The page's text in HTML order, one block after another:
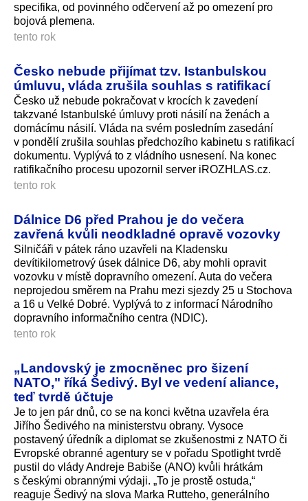
specifika, od povinného odčervení až po omezení pro
bojová plemena.
tento rok
Česko nebude přijímat tzv. Istanbulskou
úmluvu, vláda zrušila souhlas s ratifikací
Česko už nebude pokračovat v krocích k zavedení
takzvané Istanbulské úmluvy proti násilí na ženách a
domácímu násilí. Vláda na svém posledním zasedání
v pondělí zrušila souhlas předchozího kabinetu s ratifikací
dokumentu. Vyplývá to z vládního usnesení. Na konec
ratifikačního procesu upozornil server iROZHLAS.cz.
tento rok
Dálnice D6 před Prahou je do večera
zavřená kvůli neodkladné opravě vozovky
Silničáři v pátek ráno uzavřeli na Kladensku
devítikilometrový úsek dálnice D6, aby mohli opravit
vozovku v místě dopravního omezení. Auta do večera
neprojedou směrem na Prahu mezi sjezdy 25 u Stochova
a 16 u Velké Dobré. Vyplývá to z informací Národního
dopravního informačního centra (NDIC).
tento rok
„Landovský je zmocněnec pro šizení
NATO," říká Šedivý. Byl ve vedení aliance,
teď tvrdě účtuje
Je to jen pár dnů, co se na konci května uzavřela éra
Jiřího Šedivého na ministerstvu obrany. Vysoce
postavený úředník a diplomat se zkušenostmi z NATO či
Evropské obranné agentury se v pořadu Spotlight tvrdě
pustil do vlády Andreje Babiše (ANO) kvůli hrátkám
s českými obrannými výdaji. „To je prostě ostuda,“
reaguje Šedivý na slova Marka Rutteho, generálního